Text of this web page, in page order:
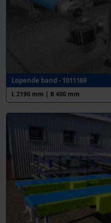
Lopende band - 1011169
L 2190 mm | B 400 mm